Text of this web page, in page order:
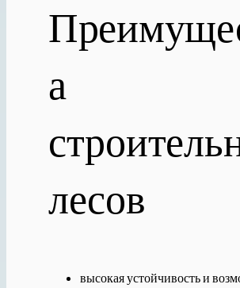
а
лесов
высокая устойчивость и